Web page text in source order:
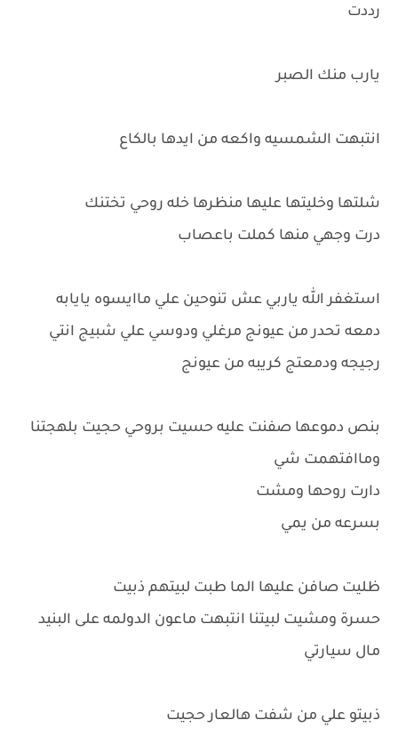
رددت
يارب منك الصبر
انتبهت الشمسيه واكعه من ايدها بالكاع
شلتها وخليتها عليها منظرها خله روحي تختنك
درت وجهي منها كملت باعصاب
استغفر الله ياربي عش تنوحين علي ماايسوه يايابه
دمعه تحدر من عيونج مرغلي ودوسي علي شبيج انتي
رجيجه ودمعتج كريبه من عيونج
بنص دموعها صفنت عليه حسيت بروحي حجيت بلهجتنا
وماافتهمت شي
دارت روحها ومشت
بسرعه من يمي
ظليت صافن عليها الما طبت لبيتهم ذبيت
حسرة ومشيت لبيتنا انتبهت ماعون الدولمه على البنيد
مال سيارتي
ذبيتو علي من شفت هالعار حجيت